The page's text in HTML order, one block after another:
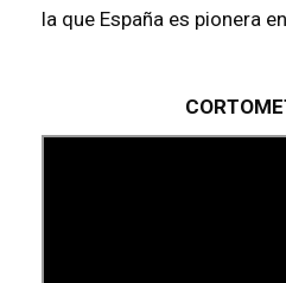
la que España es pionera